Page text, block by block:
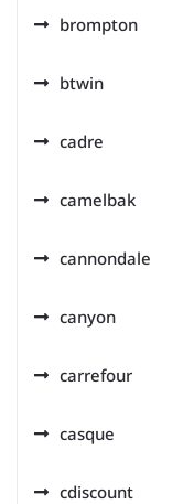
brompton
btwin
cadre
camelbak
cannondale
canyon
carrefour
casque
cdiscount